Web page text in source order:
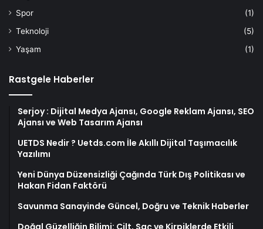
Spor
(1)
Teknoloji
(5)
Yaşam
(1)
Rastgele Haberler
Serjoy : Dijital Medya Ajansı, Google Reklam Ajansı, SEO
Ajansı ve Web Tasarım Ajansı
UETDS Nedir ? Uetds.com İle Akıllı Dijital Taşımacılık
Yazılımı
Yeni Dünya Düzensizliği Çağında Türk Dış Politikası ve
Hakan Fidan Faktörü
Savunma Sanayinde Güncel, Doğru ve Teknik Haberler
Doğal Güzelliğin Bilimi: Cilt, Saç ve Kirpiklerde Etkili